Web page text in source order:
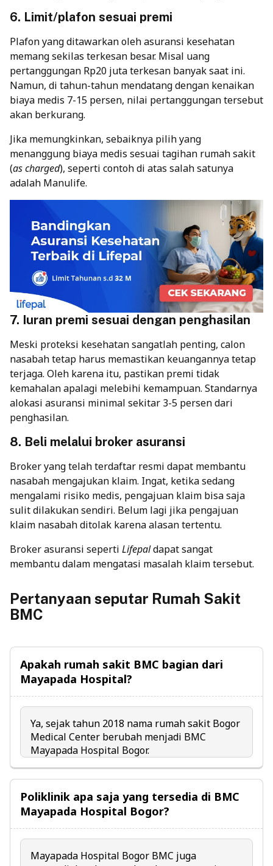
6. Limit/plafon sesuai premi
Plafon yang ditawarkan oleh asuransi kesehatan
memang sekilas terkesan besar. Misal uang
pertanggungan Rp20 juta terkesan banyak saat ini.
Namun, di tahun-tahun mendatang dengan kenaikan
biaya medis 7-15 persen, nilai pertanggungan tersebut
akan berkurang.
Jika memungkinkan, sebaiknya pilih yang
menanggung biaya medis sesuai tagihan rumah sakit
(as charged), seperti contoh di atas salah satunya
adalah Manulife.
7. Iuran premi sesuai dengan penghasilan
Meski proteksi kesehatan sangatlah penting, calon
nasabah tetap harus memastikan keuangannya tetap
terjaga. Oleh karena itu, pastikan premi tidak
kemahalan apalagi melebihi kemampuan. Standarnya
alokasi asuransi minimal sekitar 3-5 persen dari
penghasilan.
8. Beli melalui broker asuransi
Broker yang telah terdaftar resmi dapat membantu
nasabah mengajukan klaim. Ingat, ketika sedang
mengalami risiko medis, pengajuan klaim bisa saja
sulit dilakukan sendiri. Belum lagi jika pengajuan
klaim nasabah ditolak karena alasan tertentu.
Broker asuransi seperti Lifepaldapat sangat
membantu dalam mengatasi masalah klaim tersebut.
Pertanyaan seputar Rumah Sakit
BMC
Apakah rumah sakit BMC bagian dari
Mayapada Hospital?
Ya, sejak tahun 2018 nama rumah sakit Bogor
Medical Center berubah menjadi BMC
Mayapada Hospital Bogor.
Poliklinik apa saja yang tersedia di BMC
Mayapada Hospital Bogor?
Mayapada Hospital Bogor BMC juga